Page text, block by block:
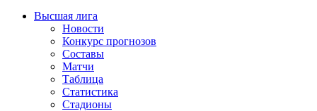
Высшая лига
Новости
Конкурс прогнозов
Составы
Матчи
Таблица
Статистика
Стадионы